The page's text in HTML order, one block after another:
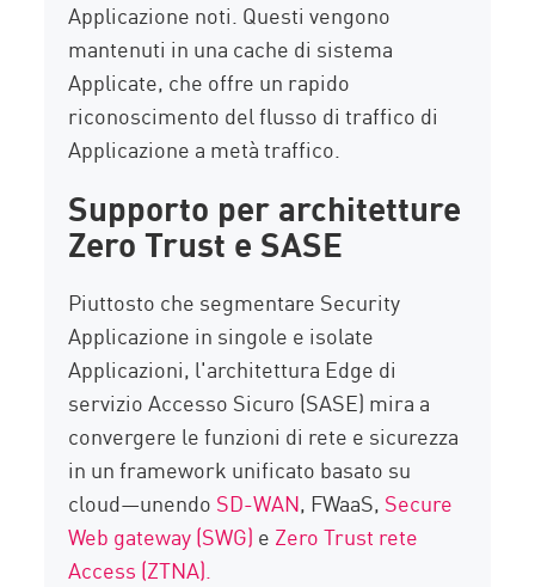
Applicazione noti. Questi vengono
mantenuti in una cache di sistema
Applicate, che offre un rapido
riconoscimento del flusso di traffico di
Applicazione a metà traffico.
Supporto per architetture
Zero Trust e SASE
Piuttosto che segmentare Security
Applicazione in singole e isolate
Applicazioni, l'architettura Edge di
servizio Accesso Sicuro (SASE) mira a
convergere le funzioni di rete e sicurezza
in un framework unificato basato su
cloud—unendo SD-WAN, FWaaS, Secure
Web gateway (SWG) e Zero Trust rete
Access (ZTNA).